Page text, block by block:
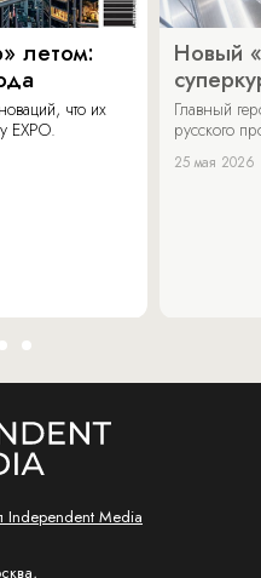
летом:
что их
EXPO.
Новый
Главный
русского
25 мая 2026
Independent Media